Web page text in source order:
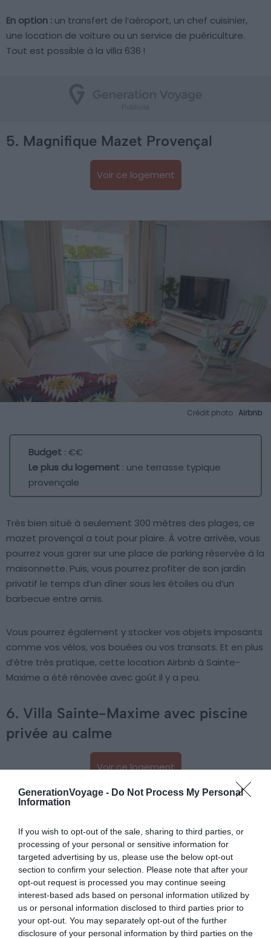
GenerationVoyage - Do Not Process My Personal
Information
If you wish to opt-out of the sale, sharing to third parties, or
processing of your personal or sensitive information for
targeted advertising by us, please use the below opt-out
section to confirm your selection. Please note that after your
opt-out request is processed you may continue seeing
interest-based ads based on personal information utilized by
us or personal information disclosed to third parties prior to
your opt-out. You may separately opt-out of the further
disclosure of your personal information by third parties on the
En option : un transfert de l’aéroport, un chef cuisinier,
une location de voiture ou un service de puériculture.
Tout est possible à la villa 636 !
5. Magnifique Mazet Provençal
Voir ce logement
Crédit photo : Airbnb
Budget : €€
Le plus du logement : une terrasse typique
provençale
Très bien situé à seulement 300 mètres des plages, ce
mazet provençal a tout pour plaire. À votre arrivée, vous
pourrez vous garer sur une place de parking réservée à la
maisonnette. Puis, vous pourrez profiter de son jardin
privatif le temps d’un dîner sous les étoiles ou d’un
barbecue entre amis.
Vous pourrez également y stocker vos objets imposants
comme vos vélos, vos bouées ou vos transats. Et en plus
d’être très pratique, cette location Airbnb à Sainte-
Maxime a été rénovée avec goût il y a peu.
6. Villa Sainte-Maxime avec piscine
privée au calme
Voir ce logement